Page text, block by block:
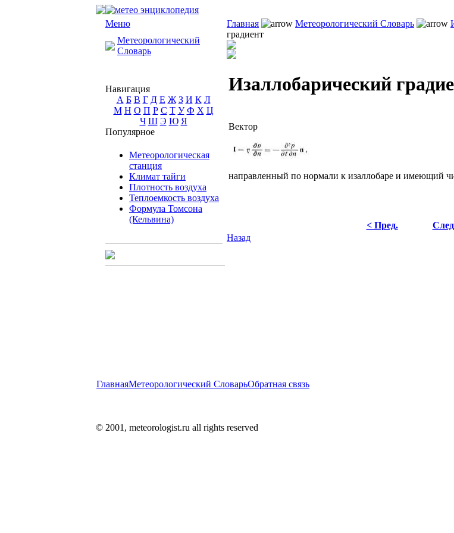
Меню
Метеорологический
Словарь
Навигация
А Б В Г Д Е Ж З И К Л
М Н О П Р С Т У Ф Х Ц
Ч Ш Э Ю Я
Популярное
Метеорологическая
станция
Климат тайги
Плотность воздуха
Теплоемкость воздуха
Формула Томсона
(Кельвина)
Главная Метеорологический Словарь
градиент
Изаллобарический
Вектор
направленный по нормали к изаллобаре и имеющий
< Пред.
Назад
ГлавнаяМетеорологический СловарьОбратная связь
© 2001, meteorologist.ru all rights reserved